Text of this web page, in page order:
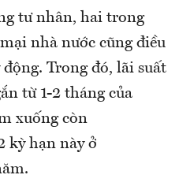
tư nhân, hai trong
nhà nước cũng điều
Trong đó, lãi suất
từ 1-2 tháng của
xuống còn
kỳ hạn này ở